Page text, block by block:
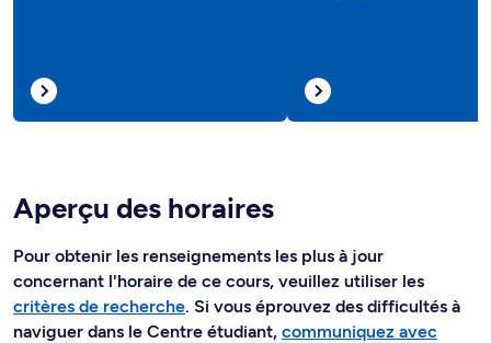
Aperçu des horaires
Pour obtenir les renseignements les plus à jour
concernant l'horaire de ce cours, veuillez utiliser les
critères de recherche. Si vous éprouvez des difficultés à
naviguer dans le Centre étudiant, communiquez avec